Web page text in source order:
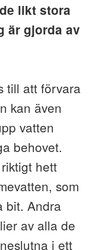
likt stora
är gjorda av
till att förvara
kan även
vatten
behovet.
hett
som
bit. Andra
av alla de
i ett